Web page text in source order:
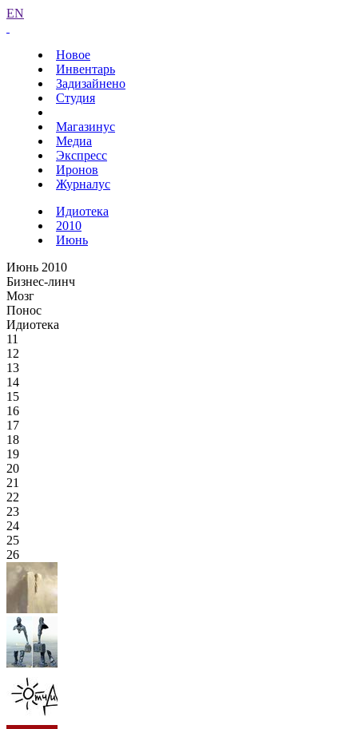
EN
Новое
Инвентарь
Задизайнено
Студия
Магазинус
Медиа
Экспресс
Иронов
Журналус
Идиотека
2010
Июнь
Июнь 2010
Бизнес-линч
Мозг
Понос
Идиотека
11
12
13
14
15
16
17
18
19
20
21
22
23
24
25
26